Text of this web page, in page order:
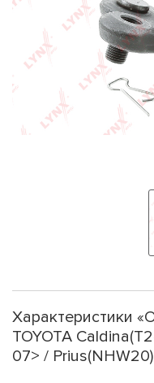
Характеристики
TOYOTA
07> /